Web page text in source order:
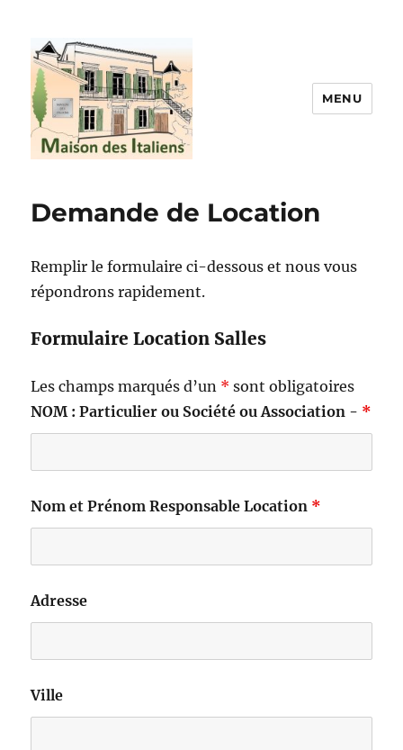
MENU
Demande de Location
Remplir le formulaire ci-dessous et nous vous
répondrons rapidement.
Formulaire Location Salles
Les champs marqués d’un * sont obligatoires
NOM : Particulier ou Société ou Association - *
Nom et Prénom Responsable Location *
Adresse
Ville